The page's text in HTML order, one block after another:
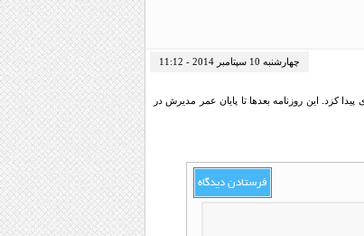
چهارشنبه 10 سپتامبر 2014 - 11:12
کزد. این روزنامه بعدها تا پایان عمر مدیرش در
فرستادن دیدگاه